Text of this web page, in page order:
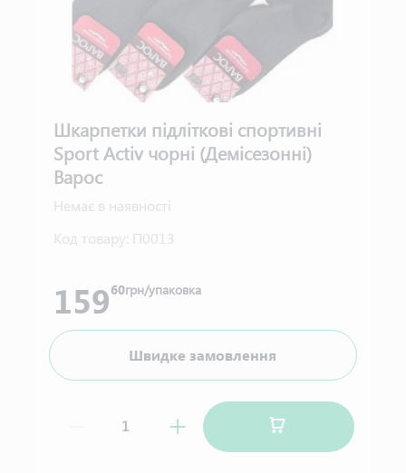
Шкарпетки підліткові спортивні
Sport Activ чорні (Демісезонні)
Варос
Немає в наявності
Код товару: П0013
15960грн/упаковка
Швидке замовлення